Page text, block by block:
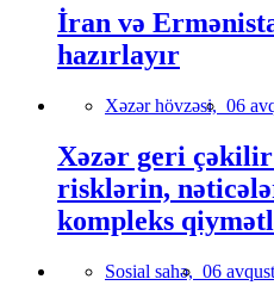
İran və
hazırlayır
Xəzər hövzəsi, 06
Xəzər geri
risklərin,
kompleks
Sosial sahə, 06